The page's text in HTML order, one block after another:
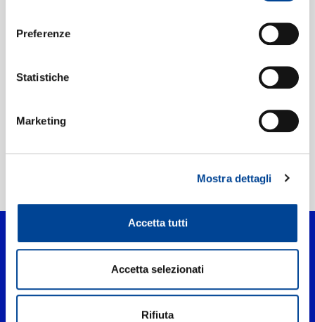
Preferenze
Statistiche
Marketing
Mostra dettagli
Accetta tutti
Accetta selezionati
Rifiuta
Os Três Tenores Do Phonk